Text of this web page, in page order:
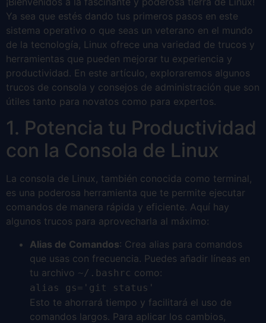
Ya sea que estés dando tus primeros pasos en este
sistema operativo o que seas un veterano en el mundo
de la tecnología, Linux ofrece una variedad de trucos y
herramientas que pueden mejorar tu experiencia y
productividad. En este artículo, exploraremos algunos
trucos de consola y consejos de administración que son
útiles tanto para novatos como para expertos.
1. Potencia tu Productividad
con la Consola de Linux
La consola de Linux, también conocida como terminal,
es una poderosa herramienta que te permite ejecutar
comandos de manera rápida y eficiente. Aquí hay
algunos trucos para aprovecharla al máximo:
Alias de Comandos: Crea alias para comandos
que usas con frecuencia. Puedes añadir líneas en
tu archivo ~/.bashrc como:
alias gs='git status'
Esto te ahorrará tiempo y facilitará el uso de
comandos largos. Para aplicar los cambios,